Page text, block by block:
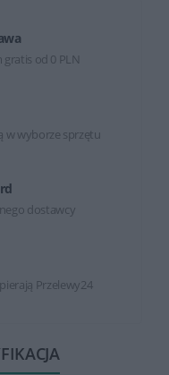
od 0 PLN
w wyborze sprzętu
dostawcy
Przelewy24